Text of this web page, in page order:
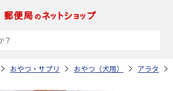
おやつ・サプリ おやつ（犬用） アラタ